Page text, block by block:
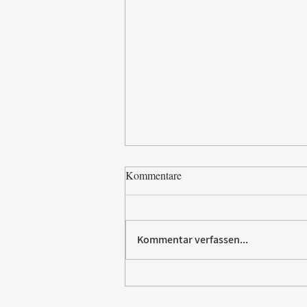
Paw Patrol erobert die
Kommentare
Kommentar verfassen...